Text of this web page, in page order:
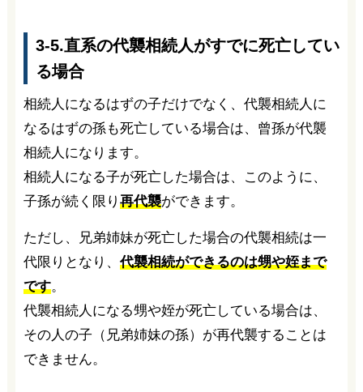
3-5.直系の代襲相続人がすでに死亡してい
る場合
相続人になるはずの子だけでなく、代襲相続人に
なるはずの孫も死亡している場合は、曾孫が代襲
相続人になります。
相続人になる子が死亡した場合は、このように、
子孫が続く限り 再代襲ができます。
ただし、兄弟姉妹が死亡した場合の代襲相続は一
代限りとなり、 代襲相続ができるのは甥や姪まで
です。
代襲相続人になる甥や姪が死亡している場合は、
その人の子（兄弟姉妹の孫）が再代襲することは
できません。